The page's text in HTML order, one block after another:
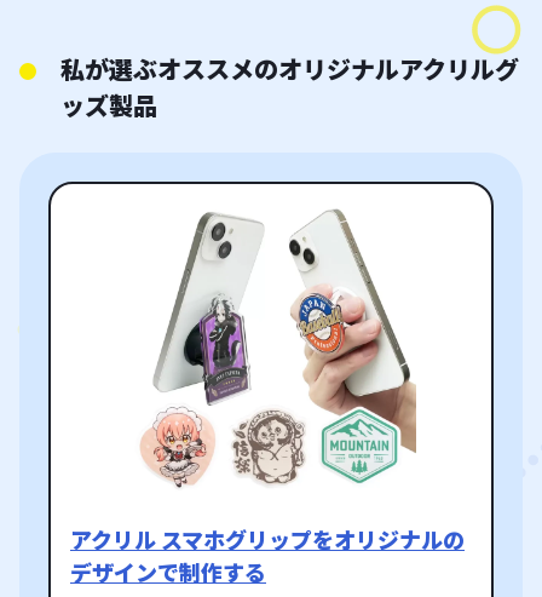
私が選ぶオススメのオリジナルアクリルグ
ッズ製品
アクリル スマホグリップをオリジナルの
デザインで制作する